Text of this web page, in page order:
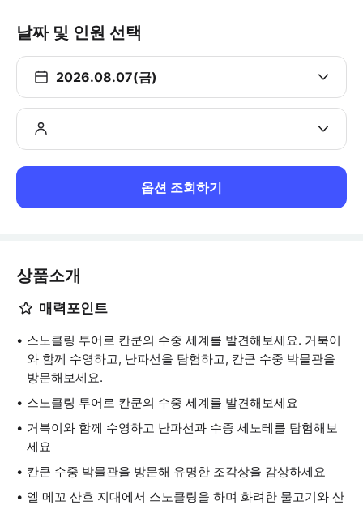
날짜 및 인원 선택
2026.08.07(금)
옵션 조회하기
상품소개
매력포인트
스노클링 투어로 칸쿤의 수중 세계를 발견해보세요. 거북이
와 함께 수영하고, 난파선을 탐험하고, 칸쿤 수중 박물관을
방문해보세요.
스노클링 투어로 칸쿤의 수중 세계를 발견해보세요
거북이와 함께 수영하고 난파선과 수중 세노테를 탐험해보
세요
칸쿤 수중 박물관을 방문해 유명한 조각상을 감상하세요
엘 메꼬 산호 지대에서 스노클링을 하며 화려한 물고기와 산